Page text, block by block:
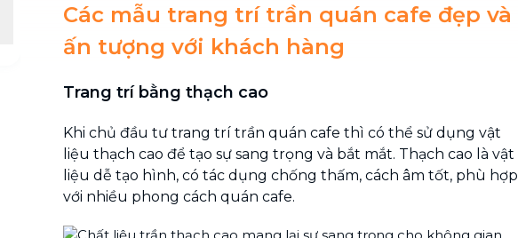
Các mẫu trang trí trần quán cafe đẹp và
ấn tượng với khách hàng
Trang trí bằng thạch cao
Khi chủ đầu tư trang trí trần quán cafe thì có thể sử dụng vật
liệu thạch cao để tạo sự sang trọng và bắt mắt. Thạch cao là vật
liệu dễ tạo hình, có tác dụng chống thấm, cách âm tốt, phù hợp
với nhiều phong cách quán cafe.